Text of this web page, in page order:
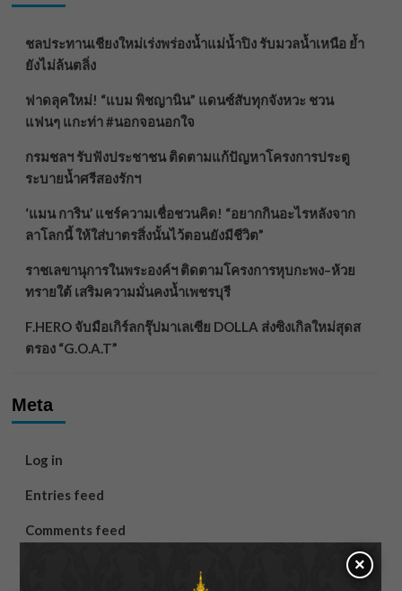
ชลประทานเชียงใหม่เร่งพร่องน้ำแม่น้ำปิง รับมวลน้ำเหนือ ย้ำ
ยังไม่ล้นตลิ่ง
ฟาดลุคใหม่! “แบม พิชญานิน” แดนซ์สับทุกจังหวะ ชวน
แฟนๆ แกะท่า #นอกจอนอกใจ
กรมชลฯ รับฟังประชาชน ติดตามแก้ปัญหาโครงการประตู
ระบายน้ำศรีสองรักฯ
‘แมน การิน’ แชร์ความเชื่อชวนคิด! “อยากกินอะไรหลังจาก
ลาโลกนี้ ให้ใส่บาตรสิ่งนั้นไว้ตอนยังมีชีวิต”
ราชเลขานุการในพระองค์ฯ ติดตามโครงการหุบกะพง–ห้วย
ทรายใต้ เสริมความมั่นคงน้ำเพชรบุรี
F.HERO จับมือเกิร์ลกรุ๊ปมาเลเซีย DOLLA ส่งซิงเกิลใหม่สุดส
ตรอง “G.O.A.T”
Meta
Log in
Entries feed
Comments feed
×